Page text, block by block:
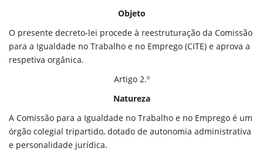
Objeto
O presente decreto-lei procede à reestruturação da Comissão
para a Igualdade no Trabalho e no Emprego (CITE) e aprova a
respetiva orgânica.
Artigo 2.º
Natureza
A Comissão para a Igualdade no Trabalho e no Emprego é um
órgão colegial tripartido, dotado de autonomia administrativa
e personalidade jurídica.